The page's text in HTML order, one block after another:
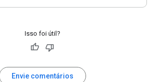
Isso foi útil?
Envie comentários